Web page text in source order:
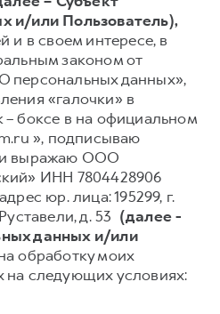
DARGO X
от 3 499 000 ₽
F7X
от 3 599 000 ₽
КЛИЕНТАМ
дороге»
обслуживания
GWM
и/или Пользователь),
и в своем интересе, в
законом от
персональных данных»,
«галочки» в
боксе в на официальном
», подписываю
и выражаю ООО
ИНН 7804428906
юр. лица: 195299, г.
д. 53 (далее -
данных и/или
обработку моих
на следующих условиях: